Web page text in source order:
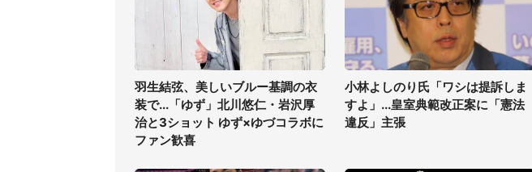
羽生結弦、美しいブルー基調の衣
装で...「ゆず」北川悠仁・岩沢厚
治と3ショット ゆず×ゆづコラボに
ファン歓喜
小林よしのり氏「ワシは提訴しま
すよ」...皇室典範改正案に「憲法
違反」主張